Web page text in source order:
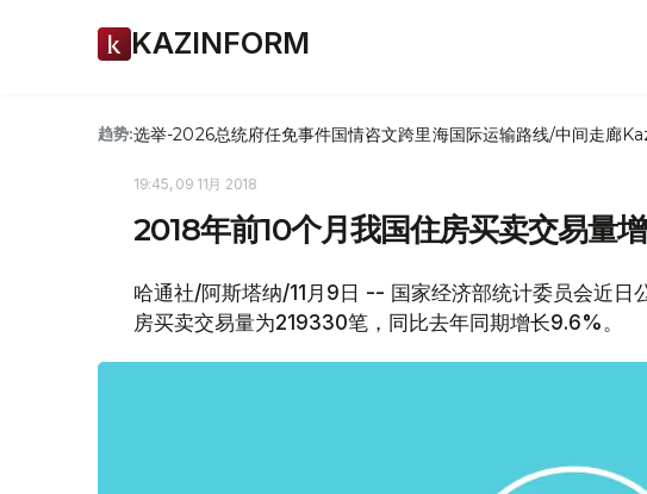
KAZINFORM
趋势:选举-2026总统府任免事件国情咨文跨里海国际运输路线/中间走廊
19:45, 09 11月 2018
2018年前10个月我国住房买卖交易量
哈通社/阿斯塔纳/11月9日 -- 国家经济部统计委员会近日
房买卖交易量为219330笔，同比去年同期增长9.6%。